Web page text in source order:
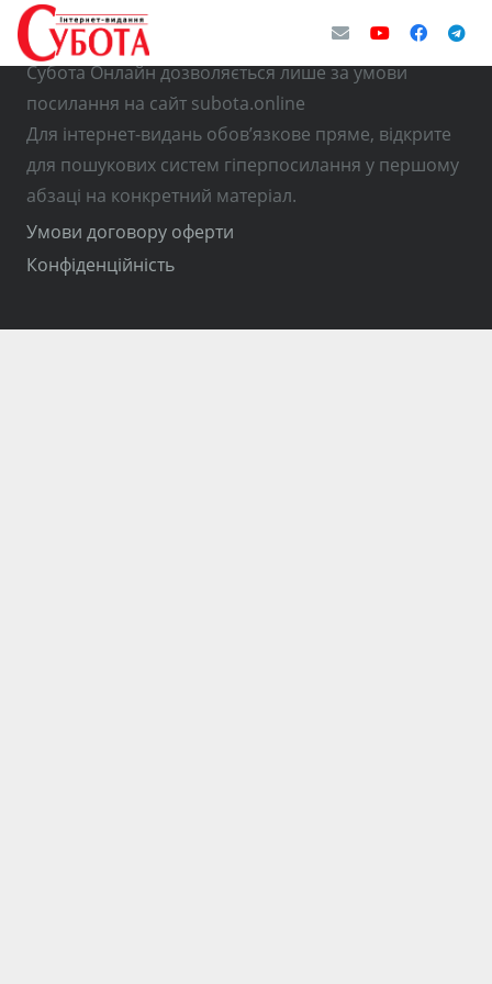
© Використання матеріалів з інтернет-видання
Субота Онлайн дозволяється лише за умови
посилання на сайт subota.online
Для інтернет-видань обов’язкове пряме, відкрите
для пошукових систем гіперпосилання у першому
абзаці на конкретний матеріал.
Умови договору оферти
Конфіденційність